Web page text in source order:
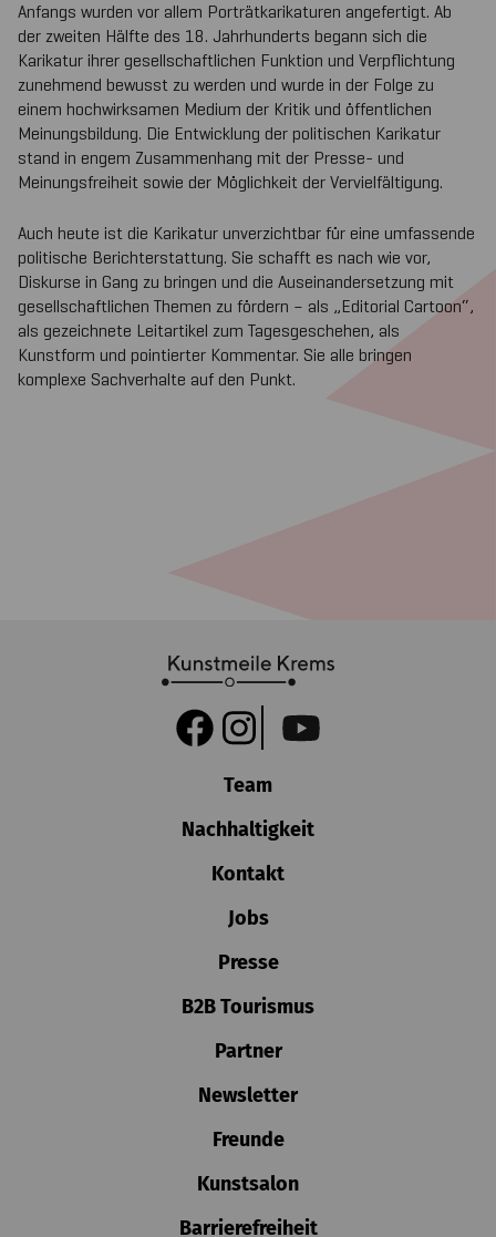
Anfangs wurden vor allem Porträtkarikaturen angefertigt. Ab
der zweiten Hälfte des 18. Jahrhunderts begann sich die
Karikatur ihrer gesellschaftlichen Funktion und Verpflichtung
zunehmend bewusst zu werden und wurde in der Folge zu
einem hochwirksamen Medium der Kritik und öffentlichen
Meinungsbildung. Die Entwicklung der politischen Karikatur
stand in engem Zusammenhang mit der Presse- und
Meinungsfreiheit sowie der Möglichkeit der Vervielfältigung.
Auch heute ist die Karikatur unverzichtbar für eine umfassende
politische Berichterstattung. Sie schafft es nach wie vor,
Diskurse in Gang zu bringen und die Auseinandersetzung mit
gesellschaftlichen Themen zu fördern – als „Editorial Cartoon“,
als gezeichnete Leitartikel zum Tagesgeschehen, als
Kunstform und pointierter Kommentar. Sie alle bringen
komplexe Sachverhalte auf den Punkt.
Team
Nachhaltigkeit
Kontakt
Jobs
Presse
B2B Tourismus
Partner
Newsletter
Freunde
Kunstsalon
Barrierefreiheit